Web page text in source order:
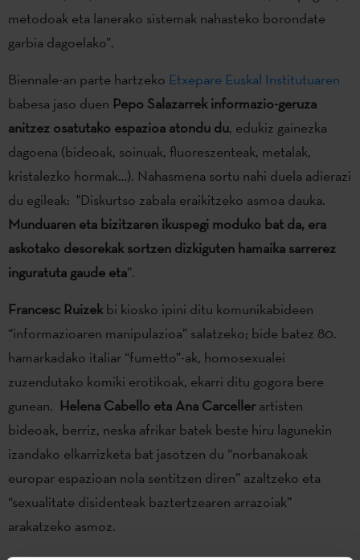
metodoak eta lanerako sistemak nahasteko borondate
garbia dagoelako”.
Biennale-an parte hartzeko Etxepare Euskal Institutuaren
babesa jaso duen Pepo Salazarrek informazio-geruza
anitzez osatutako espazioa atondu du, edukiz gainezka
dagoena (bideoak, soinuak, fluoreszenteak, metalak,
kristalezko hormak…). Nahasmena sortu nahi duela adierazi
du egileak: "Diskurtso zabala eraikitzeko asmoa dauka.
Munduaren eta bizitzaren ikuspegi moduko bat da, era
askotako desorekak sortzen dizkiguten hamaika sarrerez
inguratuta gaude eta”.
Francesc Ruizekbi kiosko ipini ditu komunikabideen
“informazioaren manipulazioa” salatzeko; bide batez 80.
hamarkadako italiar “fumetto”-ak, homosexualei
zuzendutako komiki erotikoak, ekarri ditu gogora bere
gunean. Helena Cabello eta Ana Carcellerartisten
bideoak, berriz, neska afrikar batek beste hiru lagunekin
izandako elkarrizketa bat jasotzen du “norbanakoak
europar espazioan nola sentitzen diren” azaltzeko eta
“sexualitate disidenteak baztertzearen arrazoiak”
arakatzeko asmoz.